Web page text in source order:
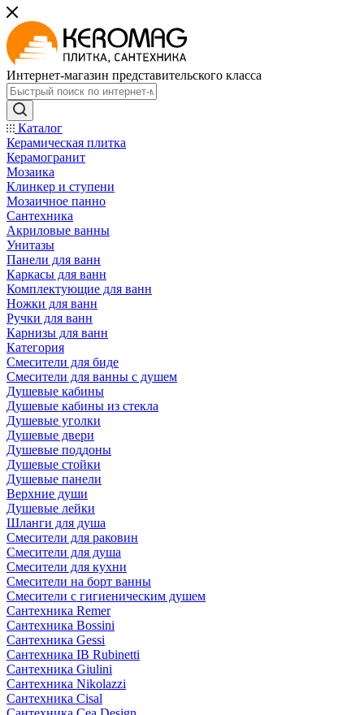
Интернет-магазин представительского класса
Каталог
Керамическая плитка
Керамогранит
Мозаика
Клинкер и ступени
Мозаичное панно
Сантехника
Акриловые ванны
Унитазы
Панели для ванн
Каркасы для ванн
Комплектующие для ванн
Ножки для ванн
Ручки для ванн
Карнизы для ванн
Категория
Смесители для биде
Смесители для ванны с душем
Душевые кабины
Душевые кабины из стекла
Душевые уголки
Душевые двери
Душевые поддоны
Душевые стойки
Душевые панели
Верхние души
Душевые лейки
Шланги для душа
Смесители для раковин
Смесители для душа
Смесители для кухни
Смесители на борт ванны
Смесители с гигиеническим душем
Сантехника Remer
Сантехника Bossini
Сантехника Gessi
Сантехника IB Rubinetti
Сантехника Giulini
Сантехника Nikolazzi
Сантехника Cisal